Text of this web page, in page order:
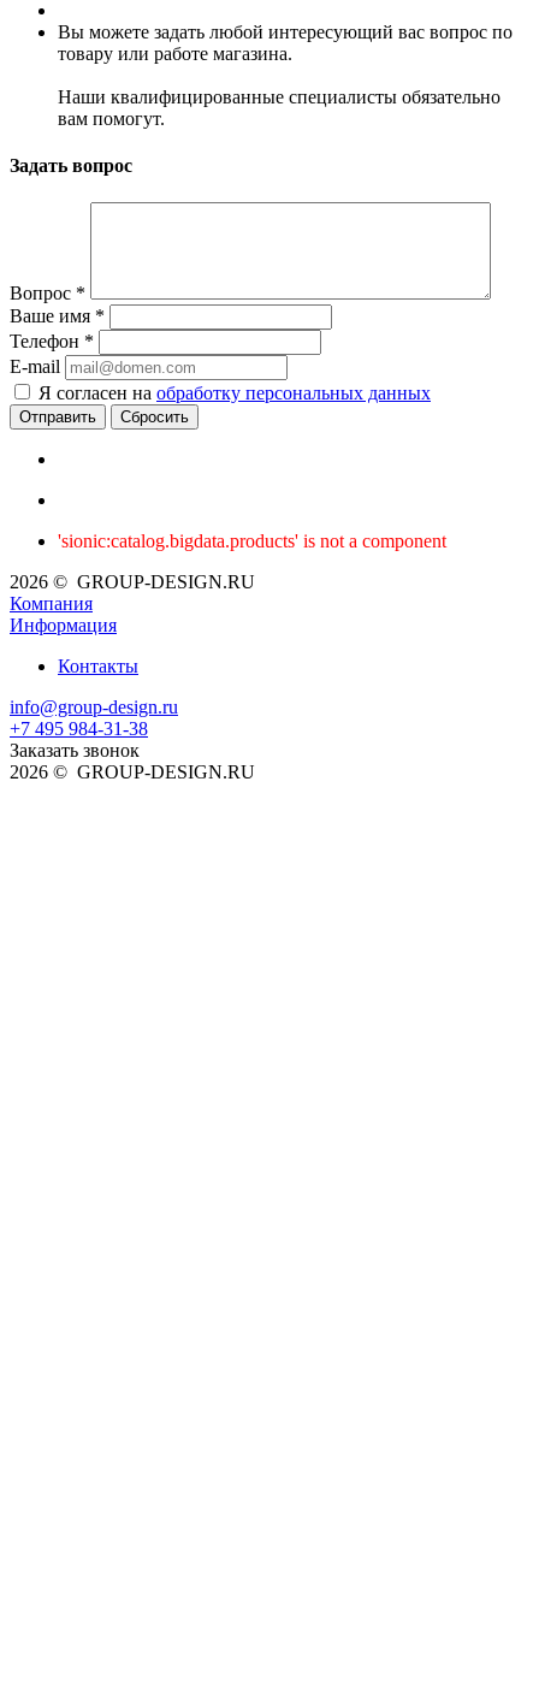
Вы можете задать любой интересующий вас вопрос по
товару или работе магазина.
Наши квалифицированные специалисты обязательно
вам помогут.
Задать вопрос
Вопрос *
Ваше имя *
Телефон *
E-mail
Я согласен на обработку персональных данных
Сбросить
'sionic:catalog.bigdata.products' is not a component
2026 © GROUP-DESIGN.RU
Компания
Информация
Контакты
info@group-design.ru
+7 495 984-31-38
Заказать звонок
2026 © GROUP-DESIGN.RU